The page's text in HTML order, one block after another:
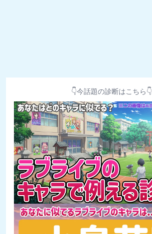
👇今話題の診断はこちら👇